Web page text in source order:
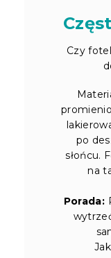
Czy
po
słońcu.
na
Porada: